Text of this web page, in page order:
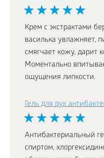
Крем с экстрактами
василька увлажняет,
смягчает кожу, дарит
Моментально
ощущения липкости.
Гель для рук
Антибактериальный
спиртом,